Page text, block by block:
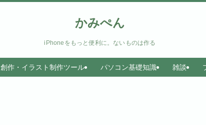
かみぺん
iPhoneをもっと便利に。ないものは作る
創作・イラスト制作ツール パソコン基礎知識 雑談